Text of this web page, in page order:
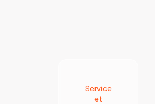
Service
et